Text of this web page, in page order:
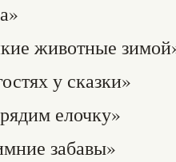
животные
у сказки»
елочку»
забавы»